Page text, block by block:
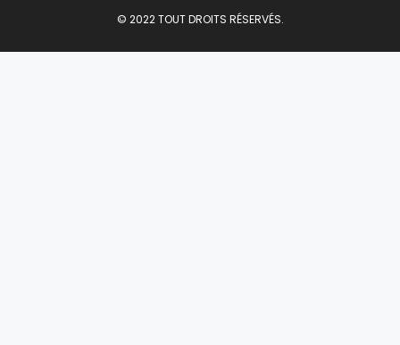
© 2022 TOUT DROITS RÉSERVÉS.